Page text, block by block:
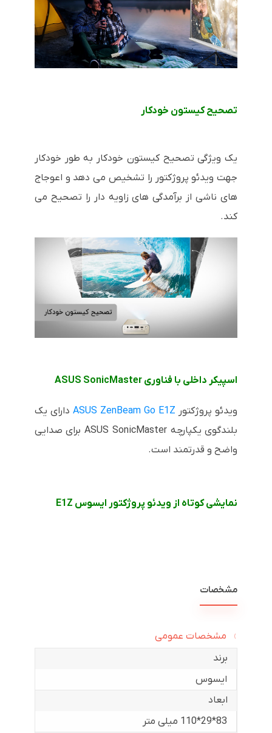
تصحیح کیستون خودکار
یک ویژگی تصحیح کیستون خودکار به طور خودکار
جهت ویدئو پروژکتور را تشخیص می دهد و اعوجاج
های ناشی از برآمدگی های زاویه دار را تصحیح می
کند.
اسپیکر داخلی با فناوری ASUS SonicMaster
ویدئو پروژکتور ASUS ZenBeam Go E1Z دارای یک
بلندگوی یکپارچه ASUS SonicMaster برای صدایی
واضح و قدرتمند است.
نمایشی کوتاه از ویدئو پروژکتور ایسوس E1Z
مشخصات
مشخصات عمومی
برند
ایسوس
ابعاد
83*29*110 میلی متر